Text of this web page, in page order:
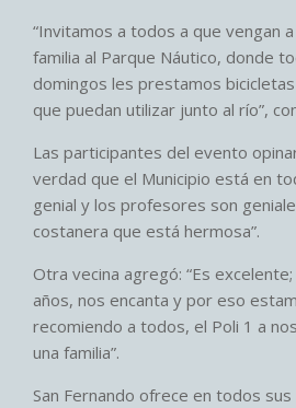
“Invitamos a todos a que vengan
familia al Parque Náutico, donde
domingos les prestamos
que puedan utilizar junto al río”,
Las participantes del evento
verdad que el Municipio está en
genial y los profesores son
costanera que está hermosa”.
Otra vecina agregó: “Es
años, nos encanta y por eso
recomiendo a todos, el Poli 1 a
una familia”.
San Fernando ofrece en todos